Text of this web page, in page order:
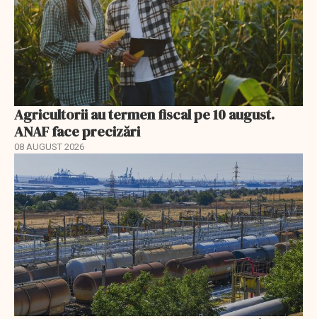
Agricultorii au termen fiscal pe 10 august.
ANAF face precizări
08 AUGUST 2026